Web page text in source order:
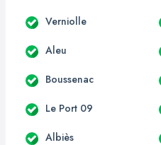
Verniolle
Aleu
Boussenac
Le Port 09
Albiès